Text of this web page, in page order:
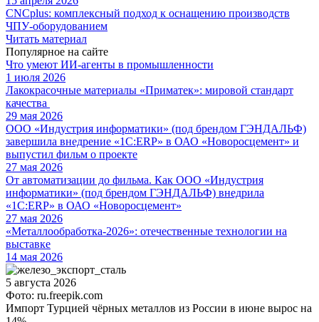
CNCplus: комплексный подход к оснащению производств
ЧПУ-оборудованием
Читать материал
Популярное на сайте
Что умеют ИИ-агенты в промышленности
1 июля 2026
Лакокрасочные материалы «Приматек»: мировой стандарт
качества
29 мая 2026
ООО «Индустрия информатики» (под брендом ГЭНДАЛЬФ)
завершила внедрение «1С:ERP» в ОАО «Новоросцемент» и
выпустил фильм о проекте
27 мая 2026
От автоматизации до фильма. Как ООО «Индустрия
информатики» (под брендом ГЭНДАЛЬФ) внедрила
«1С:ERP» в ОАО «Новоросцемент»
27 мая 2026
«Металлообработка-2026»: отечественные технологии на
выставке
14 мая 2026
5 августа 2026
Фото: ru.freepik.com
Импорт Турцией чёрных металлов из России в июне вырос на